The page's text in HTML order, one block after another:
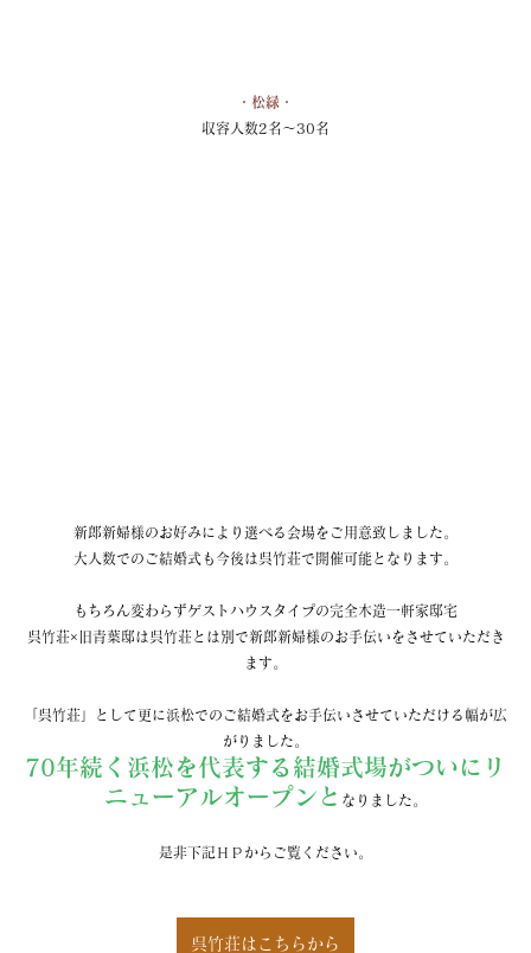
・松緑・
収容人数2名～30名
新郎新婦様のお好みにより選べる会場をご用意致しました。
大人数でのご結婚式も今後は呉竹荘で開催可能となります。
もちろん変わらずゲストハウスタイプの完全木造一軒家邸宅
呉竹荘×旧青葉邸は呉竹荘とは別で新郎新婦様のお手伝いをさせていただき
ます。
「呉竹荘」として更に浜松でのご結婚式をお手伝いさせていただける幅が広
がりました。
70年続く浜松を代表する結婚式場がついにリ
ニューアルオープンと なりました。
是非下記ＨＰからご覧ください。
呉竹荘はこちらから